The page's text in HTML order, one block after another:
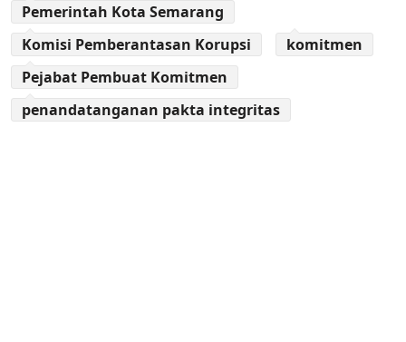
Pemerintah Kota Semarang
Komisi Pemberantasan Korupsi
komitmen
Pejabat Pembuat Komitmen
penandatanganan pakta integritas